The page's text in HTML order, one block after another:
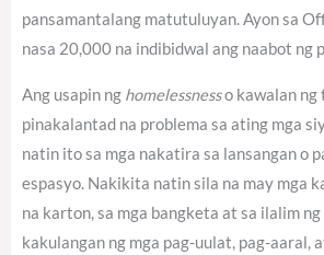
pansamantalang matutuluyan. Ayon sa
nasa 20,000 na indibidwal ang naabot ng
Ang usapin ng homelessnesso kawalan ng
pinakalantad na problema sa ating mga
natin ito sa mga nakatira sa lansangan o
espasyo. Nakikita natin sila na may mga
na karton, sa mga bangketa at sa ilalim ng
kakulangan ng mga pag-uulat, pag-aaral,